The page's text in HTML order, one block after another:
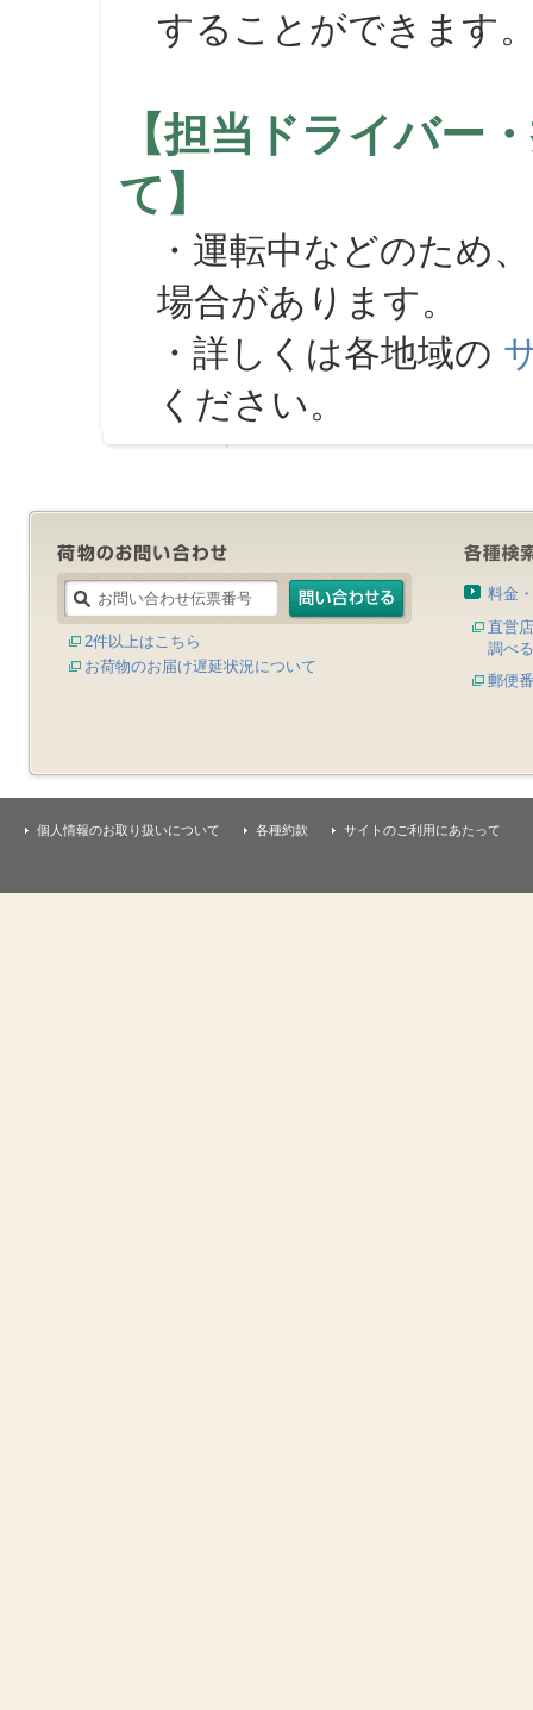
することができます
【担当ドライバー
て】
・運転中などのため
場合があります。
・詳しくは各地域の
ください。
2件以上はこちら
お荷物のお届け遅延状況について
料金
直営
調べる
郵便
個人情報のお取り扱いについて 各種約款 サイトのご利用にあたって